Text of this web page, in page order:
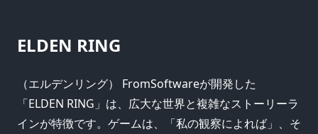
ELDEN RING
（エルデンリング） FromSoftwareが開発した
「ELDEN RING」は、広大な世界と複雑なストーリーラ
インが特徴です。ゲームは、「私の観察によれば」、そ